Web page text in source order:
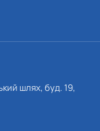
шлях, буд. 19,